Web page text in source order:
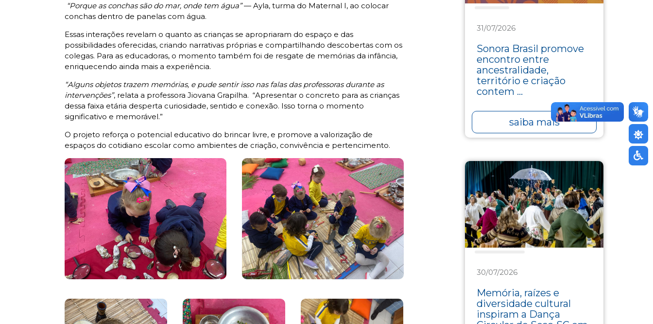
“Porque as conchas são do mar, onde tem água”— Ayla, turma do Maternal I, ao colocar
conchas dentro de panelas com água.
Essas interações revelam o quanto as crianças se apropriaram do espaço e das
possibilidades oferecidas, criando narrativas próprias e compartilhando descobertas com os
colegas. Para as educadoras, o momento também foi de resgate de memórias da infância,
enriquecendo ainda mais a experiência.
“Alguns objetos trazem memórias, e pude sentir isso nas falas das professoras durante as
intervenções”, relata a professora Jiovana Grapilha. “Apresentar o concreto para as crianças
dessa faixa etária desperta curiosidade, sentido e conexão. Isso torna o momento
significativo e memorável.”
O projeto reforça o potencial educativo do brincar livre, e promove a valorização de
espaços do cotidiano escolar como ambientes de criação, convivência e pertencimento.
31/07/2026
Sonora Brasil promove
encontro entre
ancestralidade,
território e criação
contem ...
saiba mais
30/07/2026
Memória, raízes e
diversidade cultural
inspiram a Dança